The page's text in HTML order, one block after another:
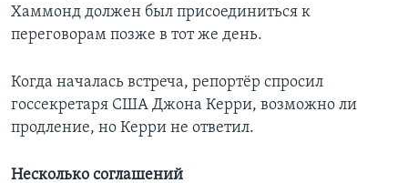
Хаммонд должен был присоединиться к
переговорам позже в тот же день.
Когда началась встреча, репортёр спросил
госсекретаря США Джона Керри, возможно ли
продление, но Керри не ответил.
Несколько соглашений